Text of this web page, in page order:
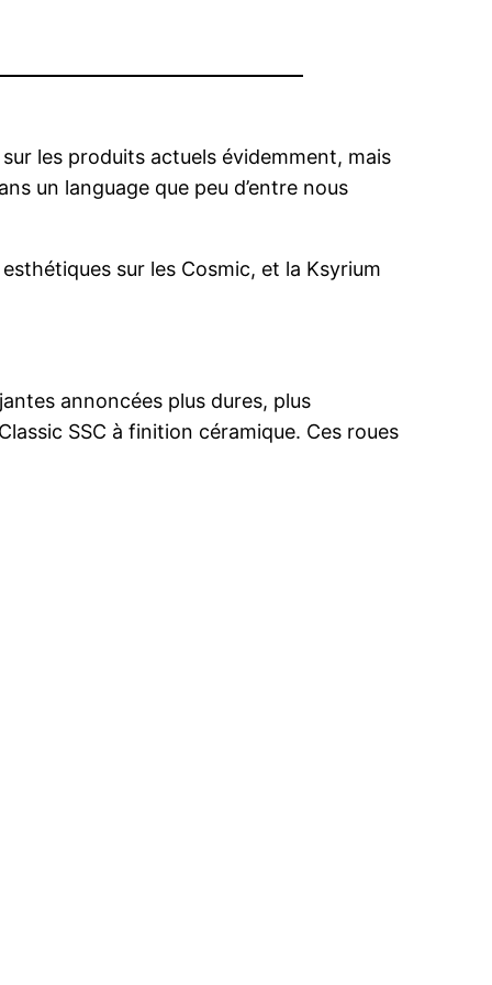
les produits actuels évidemment, mais
un language que peu d’entre nous
sur les Cosmic, et la Ksyrium
annoncées plus dures, plus
SSC à finition céramique. Ces roues